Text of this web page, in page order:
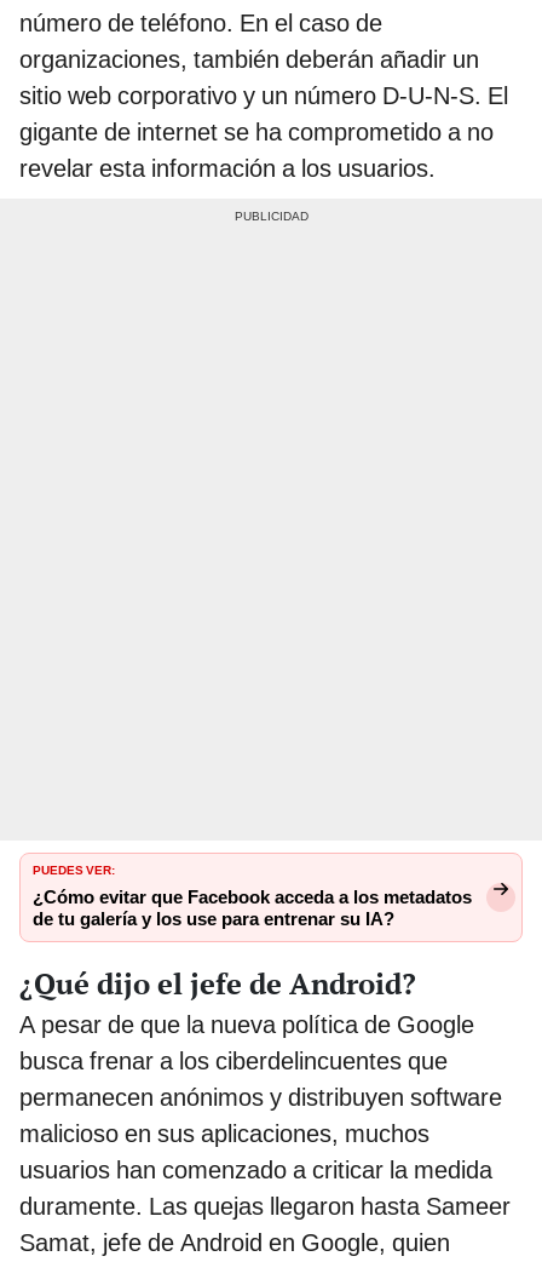
número de teléfono. En el caso de
organizaciones, también deberán añadir un
sitio web corporativo y un número D-U-N-S. El
gigante de internet se ha comprometido a no
revelar esta información a los usuarios.
PUEDES VER:
¿Cómo evitar que Facebook acceda a los metadatos
de tu galería y los use para entrenar su IA?
¿Qué dijo el jefe de Android?
A pesar de que la nueva política de Google
busca frenar a los ciberdelincuentes que
permanecen anónimos y distribuyen software
malicioso en sus aplicaciones, muchos
usuarios han comenzado a criticar la medida
duramente. Las quejas llegaron hasta Sameer
Samat, jefe de Android en Google, quien